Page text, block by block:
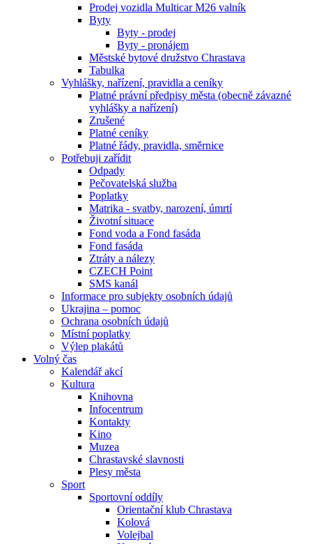
Prodej vozidla Multicar M26 valník
Byty
Byty - prodej
Byty - pronájem
Městské bytové družstvo Chrastava
Tabulka
Vyhlášky, nařízení, pravidla a ceníky
Platné právní předpisy města (obecně závazné
vyhlášky a nařízení)
Zrušené
Platné ceníky
Platné řády, pravidla, směrnice
Potřebuji zařídit
Odpady
Pečovatelská služba
Poplatky
Matrika - svatby, narození, úmrtí
Životní situace
Fond voda a Fond fasáda
Fond fasáda
Ztráty a nálezy
CZECH Point
SMS kanál
Informace pro subjekty osobních údajů
Ukrajina – pomoc
Ochrana osobních údajů
Místní poplatky
Výlep plakátů
Volný čas
Kalendář akcí
Kultura
Knihovna
Infocentrum
Kontakty
Kino
Muzea
Chrastavské slavnosti
Plesy města
Sport
Sportovní oddíly
Orientační klub Chrastava
Kolová
Volejbal